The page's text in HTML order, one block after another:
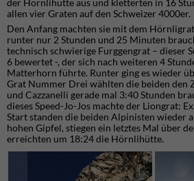
allen vier Graten auf den Schweizer 4000er.
Den Anfang machten sie mit dem
runter nur 2 Stunden und 25 Minuten
technisch schwierige Furggengrat – dieser
6 bewertet -, der sich nach weiteren 4
Matterhorn führte. Runter ging es wieder
Grat Nummer Drei wählten die beiden den
und Cazzanelli gerade mal 3:40 Stunden
dieses Speed-Jo-Jos machte der Liongrat:
Start standen die beiden Alpinisten wieder
hohen Gipfel, stiegen ein letztes Mal über
erreichten um 18:24 die Hörnlihütte.